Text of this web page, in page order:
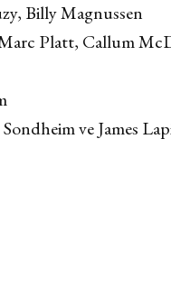
Billy Magnussen
Platt, Callum
ve James